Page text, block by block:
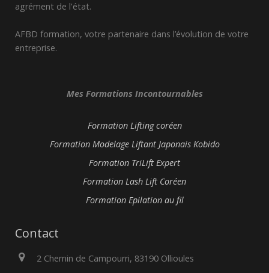
agrément de l'état.
AFBD formation, votre partenaire dans l’évolution de votre
entreprise.
Mes Formations Incontournables
Formation Lifting coréen
Formation Modelage Liftant Japonais Kobido
Formation TriLift Expert
Formation Lash Lift Coréen
Formation Epilation au fil
Contact
2 Chemin de Campourri, 83190 Ollioules